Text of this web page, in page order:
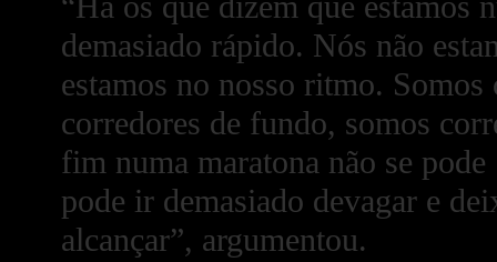
demasiado rápido. Nós não
estamos no nosso ritmo.
corredores de fundo, somos
fim numa maratona não se
pode ir demasiado devagar e
alcançar”, argumentou.